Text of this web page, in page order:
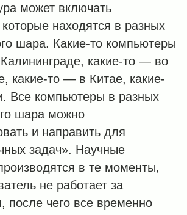
может включать
находятся в разных
шара. Какие-то компьютеры
какие-то — во
какие-то — в Китае, какие-
Все компьютеры в разных
шара можно
и направить для
задач». Научные
в те моменты,
не работает за
после чего все временно